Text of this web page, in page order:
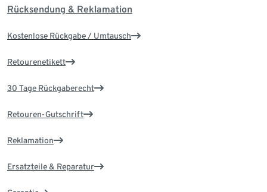
Rücksendung & Reklamation
Kostenlose Rückgabe / Umtausch
Retourenetikett
30 Tage Rückgaberecht
Retouren-Gutschrift
Reklamation
Ersatzteile & Reparatur